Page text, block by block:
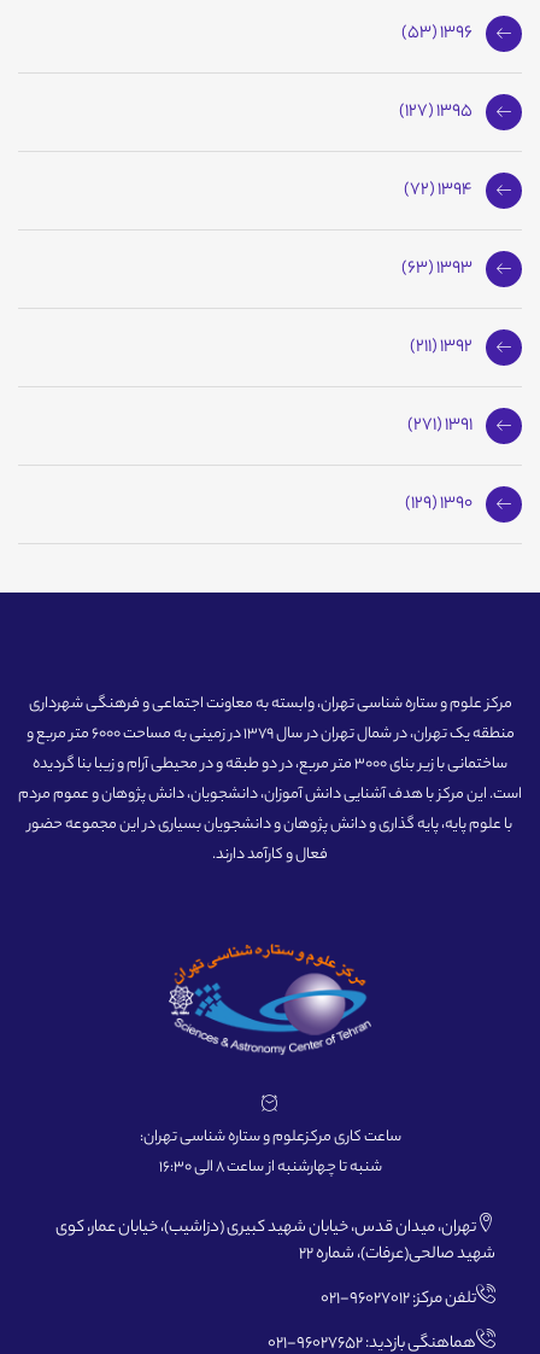
1396 (53)
1395 (127)
1394 (72)
1393 (63)
1392 (211)
1391 (271)
1390 (129)
مرکز علوم و ستاره شناسی تهران، وابسته به معاونت اجتماعی و فرهنگی شهرداری
منطقه یک تهران، در شمال تهران در سال 1379 در زمینی به مساحت 6000 متر مربع و
ساختمانی با زیر بنای 3000 متر مربع، در دو طبقه و در محیطی آرام و زیبا بنا گردیده
است. این مرکز با هدف آشنایی دانش آموزان، دانشجویان، دانش پژوهان و عموم مردم
با علوم پایه، پایه گذاری و دانش پژوهان و دانشجویان بسیاری در این مجموعه حضور
فعال و کارآمد دارند.
ساعت کاری مرکزعلوم و ستاره شناسی تهران:
شنبه تا چهارشنبه از ساعت 8 الی 16:30
تهران، میدان قدس، خیابان شهید کبیری (دزاشیب)، خیابان عمار، کوی
شهید صالحی(عرفات)، شماره 22
تلفن مرکز: 96027012-021
هماهنگی بازدید: 96027652-021